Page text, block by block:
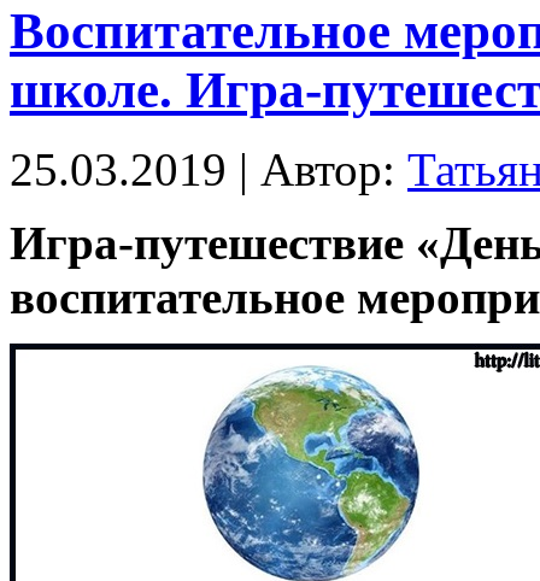
Воспитательное
школе. Игра-
25.03.2019 | Автор:
Игра-путешествие
воспитательное